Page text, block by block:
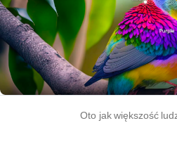
Oto jak większość